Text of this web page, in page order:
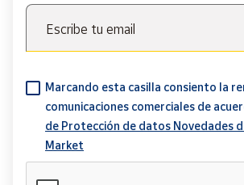
Escribe tu email
Marcando esta casilla consiento la
comunicaciones comerciales de
de Protección de datos Novedades
Market